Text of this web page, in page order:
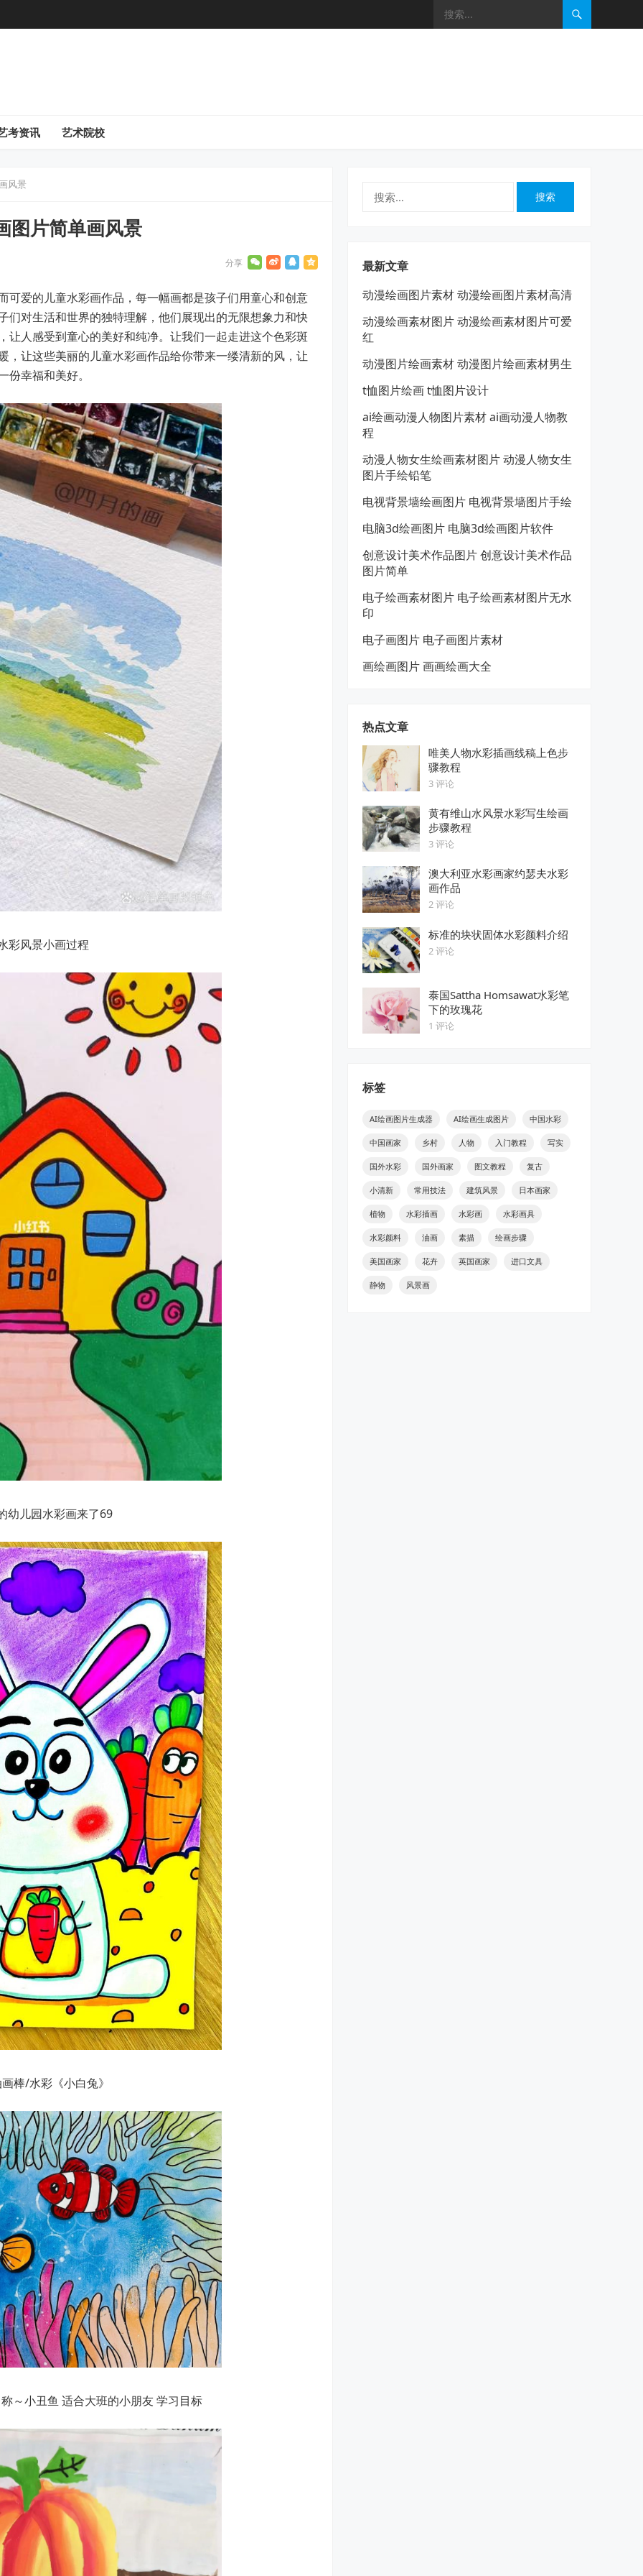
考资讯 艺术院校
风景
图片简单画风景
可爱的儿童水彩画作品，每一幅画都是孩子们用童心和创意
们对生活和世界的独特理解，他们展现出的无限想象力和快
人感受到童心的美好和纯净。让我们一起走进这个色彩斑
让这些美丽的儿童水彩画作品给你带来一缕清新的风，让
幸福和美好。
彩风景小画过程
幼儿园水彩画来了69
棒/水彩《小白兔》
～小丑鱼 适合大班的小朋友 学习目标
最新文章
动漫绘画图片素材 动漫绘画图片素材高清
动漫绘画素材图片 动漫绘画素材图片可爱
红
动漫图片绘画素材 动漫图片绘画素材男生
t恤图片绘画 t恤图片设计
ai绘画动漫人物图片素材 ai画动漫人物教
程
动漫人物女生绘画素材图片 动漫人物女生
图片手绘铅笔
电视背景墙绘画图片 电视背景墙图片手绘
电脑3d绘画图片 电脑3d绘画图片软件
创意设计美术作品图片 创意设计美术作品
图片简单
电子绘画素材图片 电子绘画素材图片无水
印
电子画图片 电子画图片素材
画绘画图片 画画绘画大全
热点文章
唯美人物水彩插画线稿上色步
骤教程
3 评论
黄有维山水风景水彩写生绘画
步骤教程
3 评论
澳大利亚水彩画家约瑟夫水彩
画作品
2 评论
标准的块状固体水彩颜料介绍
2 评论
泰国Sattha Homsawat水彩笔
下的玫瑰花
1 评论
标签
AI绘画图片生成器 AI绘画生成图片 中国水彩
中国画家 乡村 人物 入门教程 写实
国外水彩 国外画家 图文教程 复古
小清新 常用技法 建筑风景 日本画家
植物 水彩插画 水彩画 水彩画具
水彩颜料 油画 素描 绘画步骤
美国画家 花卉 英国画家 进口文具
静物 风景画